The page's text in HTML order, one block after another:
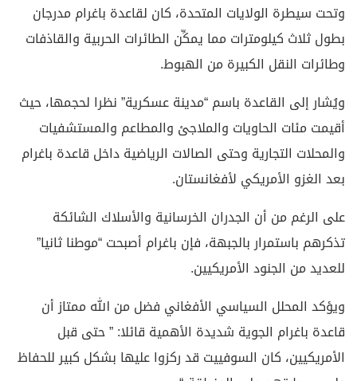
وتحت سيطرة الولايات المتحدة، كان لقاعدة باغرام مدرجان
بطول ثلاث كيلومترات مما يمكِّن الطائرات الحربية والقاذفات
وطائرات النقل الكبيرة من الهبوط.
ويُشار إلى القاعدة باسم “مدينة عسكرية” نظرا لحجمها، حيث
أقيمت مئات الحاويات والملاجئ والمطاعم والمستشفيات
والمحلات التجارية وحتى الصالات الرياضية داخل قاعدة باغرام
بعد الغزو الأمريكي لأفغانستان.
على الرغم من أن الجدران الخرسانية والأسلاك الشائكة
تذكرهم باستمرار بالجبهة، فإن باغرام أصبحت “موطنا ثانيا”
للعديد من الجنود الأمريكيين.
ويؤكد المحلل السياسي الأفغاني فضل من الله ممتاز أن
قاعدة باغرام الجوية شديدة الأهمية قائلا: ” حتى قبل
الأمريكيين، كان السوفييت قد ركزوا عليها بشكل كبير للحفاظ